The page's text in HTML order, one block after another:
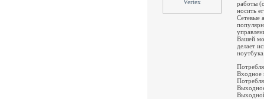
работы
носить
Сетевые
Вашей
делает
Входное